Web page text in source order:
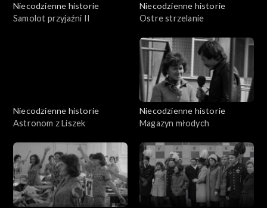
Niecodzienne historie
Samolot przyjaźni II
Niecodzienne historie
Ostre strzelanie
Niecodzienne historie
Astronom z Liszek
Niecodzienne historie
Magazyn młodych